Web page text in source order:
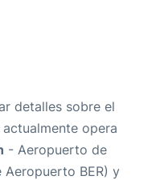
detalles sobre el
actualmente opera
- Aeropuerto de
BER) y